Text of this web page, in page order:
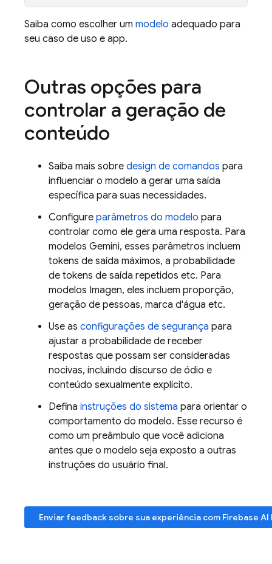
Saiba como escolher um modelo adequado para
seu caso de uso e app.
Outras opções para
controlar a geração de
conteúdo
Saiba mais sobre design de comandos para
influenciar o modelo a gerar uma saída
específica para suas necessidades.
Configure parâmetros do modelo para
controlar como ele gera uma resposta. Para
modelos Gemini, esses parâmetros incluem
tokens de saída máximos, a probabilidade
de tokens de saída repetidos etc. Para
modelos Imagen, eles incluem proporção,
geração de pessoas, marca d'água etc.
Use as configurações de segurança para
ajustar a probabilidade de receber
respostas que possam ser consideradas
nocivas, incluindo discurso de ódio e
conteúdo sexualmente explícito.
Defina instruções do sistema para orientar o
comportamento do modelo. Esse recurso é
como um preâmbulo que você adiciona
antes que o modelo seja exposto a outras
instruções do usuário final.
Enviar feedback sobre sua experiência com Firebase AI